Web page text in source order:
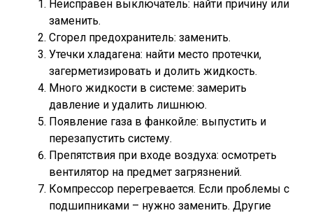
Неисправен выключатель: найти причину или
заменить.
Сгорел предохранитель: заменить.
Утечки хладагена: найти место протечки,
загерметизировать и долить жидкость.
Много жидкости в системе: замерить
давление и удалить лишнюю.
Появление газа в фанкойле: выпустить и
перезапустить систему.
Препятствия при входе воздуха: осмотреть
вентилятор на предмет загрязнений.
Компрессор перегревается. Если проблемы с
подшипниками – нужно заменить. Другие